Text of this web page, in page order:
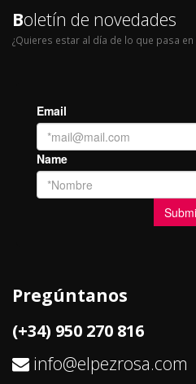
Boletín de novedades
¿Quieres estar al día de lo que pasa en
Pregúntanos
(+34) 950 270 816
info@elpezrosa.com